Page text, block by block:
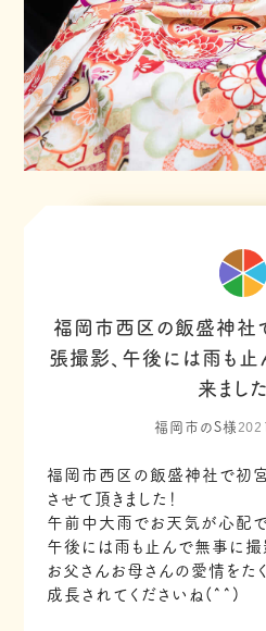
福岡市西区の飯盛神社
張撮影、午後には雨も
来まし
福岡市のS様
福岡市西区の飯盛神社で初
させて頂きました！
午前中大雨でお天気が心配で
午後には雨も止んで無事に撮
お父さんお母さんの愛情をた
成長されてくださいね(^^)